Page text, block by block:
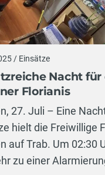
/ Einsätze
Nacht für
Florianis
27. Juli – Eine
hielt die Freiwillige
auf Trab. Um 02:30
zu einer